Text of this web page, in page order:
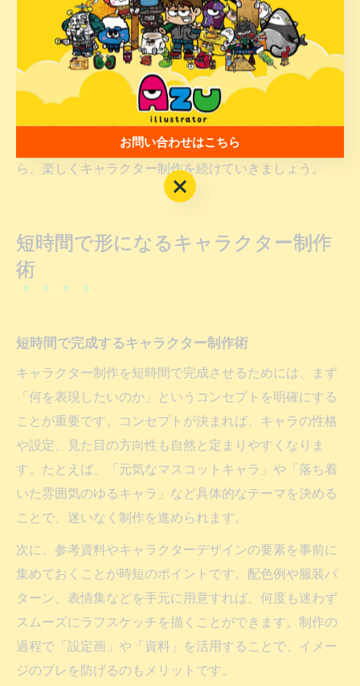
す。実際に友人やSNSで意見をもらい、フィードバック
を活かすことで、より魅力的なキャラクターにブラッシ
ュアップできます。
注意点として、要素を盛り込みすぎるとまとまりがなく
なるため、主役となる特徴を一つ決めて強調することが
大切です。シンプルさと個性のバランスを意識しなが
ら、楽しくキャラクター制作を続けていきましょう。
短時間で形になるキャラクター制作
術
短時間で完成するキャラクター制作術
キャラクター制作を短時間で完成させるためには、まず
「何を表現したいのか」というコンセプトを明確にする
ことが重要です。コンセプトが決まれば、キャラの性格
や設定、見た目の方向性も自然と定まりやすくなりま
す。たとえば、「元気なマスコットキャラ」や「落ち着
いた雰囲気のゆるキャラ」など具体的なテーマを決める
ことで、迷いなく制作を進められます。
次に、参考資料やキャラクターデザインの要素を事前に
集めておくことが時短のポイントです。配色例や服装パ
ターン、表情集などを手元に用意すれば、何度も迷わず
スムーズにラフスケッチを描くことができます。制作の
過程で「設定画」や「資料」を活用することで、イメー
ジのブレを防げるのもメリットです。
お問い合わせはこちら
お問い合わせはこちら